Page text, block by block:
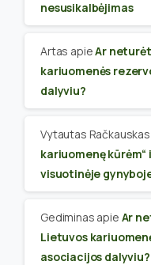
nesusikalbėjimas
Artas apieAr
kariuomenės
dalyviu?
Vytautas Račkauskas
kariuomenę
visuotinėje
Gediminas apie Ar
Lietuvos
asociacijos dalyviu?